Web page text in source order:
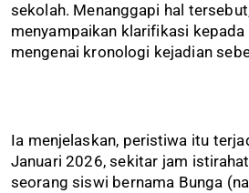
sekolah. Menanggapi hal
menyampaikan klarifikasi
mengenai kronologi kejadian
Ia menjelaskan, peristiwa itu
Januari 2026, sekitar jam
seorang siswi bernama Bunga